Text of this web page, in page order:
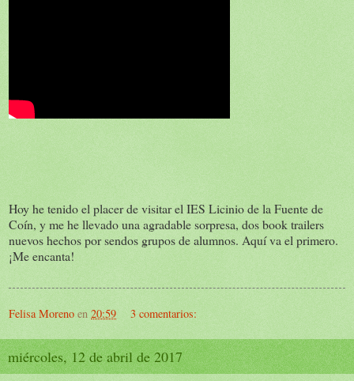
Hoy he tenido el placer de visitar el IES Licinio de la Fuente de
Coín, y me he llevado una agradable sorpresa, dos book trailers
nuevos hechos por sendos grupos de alumnos. Aquí va el primero.
¡Me encanta!
Felisa Moreno en 20:59 3 comentarios:
miércoles, 12 de abril de 2017